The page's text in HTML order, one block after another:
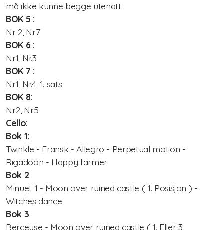
må ikke kunne begge utenatt
BOK 5 :
Nr 2, Nr.7
BOK 6 :
Nr.1, Nr.3
BOK 7 :
Nr.1, Nr.4, 1. sats
BOK 8:
Nr.2, Nr.5
Cello:
Bok 1:
Twinkle - Fransk - Allegro - Perpetual motion -
Rigadoon - Happy farmer
Bok 2
Minuet 1 - Moon over ruined castle ( 1. Posisjon ) -
Witches dance
Bok 3
Berceuse - Moon over ruined castle ( 1. Eller 3.
Brass Teacher training
Statutter for Norsk Suzukiforbund
Suzukimetoden
Lenker og litteratur
Arkiv
Styret i NSF2024/2025
Årsmøteinnkalling 2024